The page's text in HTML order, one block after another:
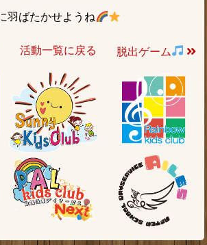
羽ばたかせようね
活動一覧に戻る 脱出ゲーム